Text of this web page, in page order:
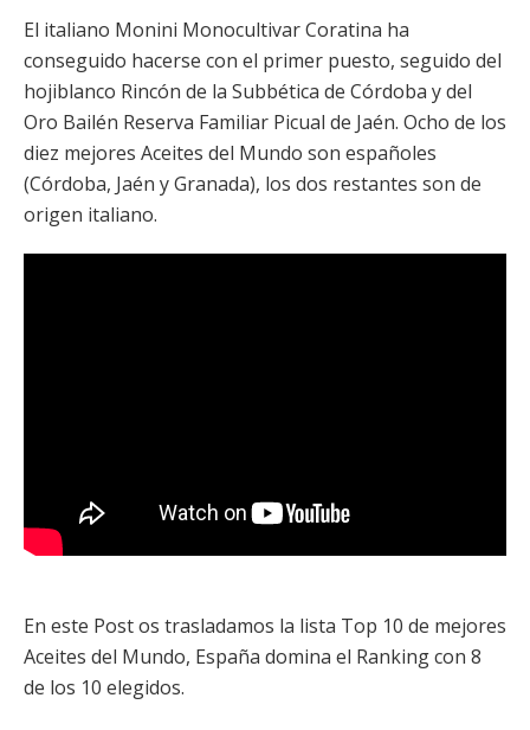
El italiano Monini Monocultivar Coratina ha
conseguido hacerse con el primer puesto, seguido del
hojiblanco Rincón de la Subbética de Córdoba y del
Oro Bailén Reserva Familiar Picual de Jaén. Ocho de los
diez mejores Aceites del Mundo son españoles
(Córdoba, Jaén y Granada), los dos restantes son de
origen italiano.
En este Post os trasladamos la lista Top 10 de mejores
Aceites del Mundo, España domina el Ranking con 8
de los 10 elegidos.